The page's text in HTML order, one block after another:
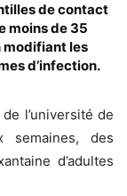
de contact
moins de 35
modifiant les
d’infection.
l’université de
semaines, des
d’adultes